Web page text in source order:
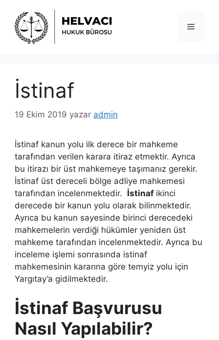
Menü
İstinaf
19 Ekim 2019 yazar admin
İstinaf kanun yolu ilk derece bir mahkeme
tarafından verilen karara itiraz etmektir. Ayrıca
bu itirazı bir üst mahkemeye taşımanız gerekir.
İstinaf üst dereceli bölge adliye mahkemesi
tarafından incelenmektedir. İstinaf ikinci
derecede bir kanun yolu olarak bilinmektedir.
Ayrıca bu kanun sayesinde birinci derecedeki
mahkemelerin verdiği hükümler yeniden üst
mahkeme tarafından incelenmektedir. Ayrıca bu
inceleme işlemi sonrasında istinaf
mahkemesinin kararına göre temyiz yolu için
Yargıtay’a gidilmektedir.
İstinaf Başvurusu
Nasıl Yapılabilir?